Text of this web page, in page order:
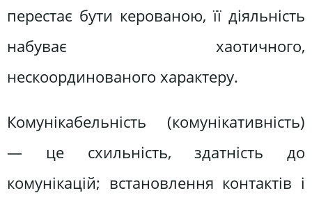
перестає бути керованою, її діяльність
набуває хаотичного,
нескоординованого характеру.
Комунікабельність (комунікативність)
— це схильність, здатність до
комунікацій; встановлення контактів і